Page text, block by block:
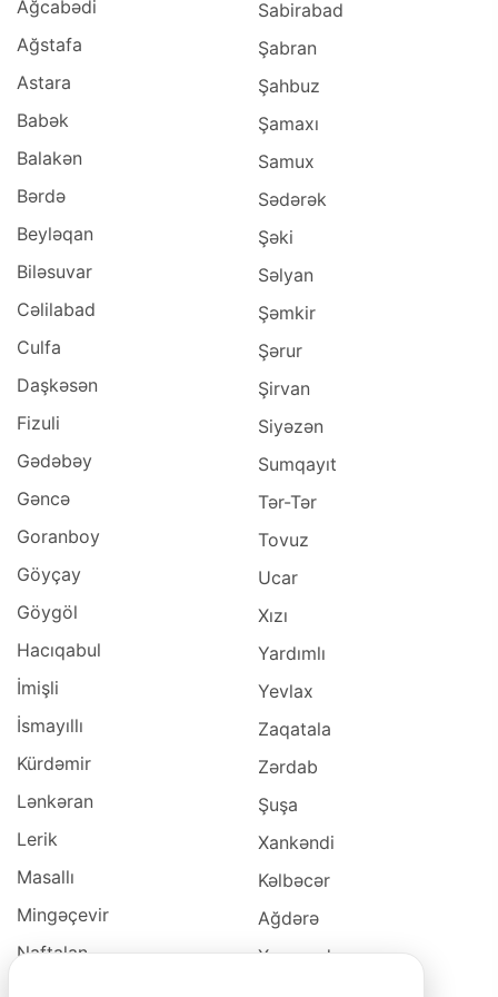
iPhone 12 mini (0)
Ağcabədi
Ağstafa
Astara
Babək
Balakən
Bərdə
Beyləqan
Biləsuvar
Cəlilabad
Culfa
Daşkəsən
Fizuli
Gədəbəy
Gəncə
Goranboy
Göyçay
Göygöl
Hacıqabul
İmişli
İsmayıllı
Kürdəmir
Lənkəran
Lerik
Masallı
Mingəçevir
Naftalan
Sabirabad
Şabran
Şahbuz
Şamaxı
Samux
Sədərək
Şəki
Səlyan
Şəmkir
Şərur
Şirvan
Siyəzən
Sumqayıt
Tər-Tər
Tovuz
Ucar
Xızı
Yardımlı
Yevlax
Zaqatala
Zərdab
Şuşa
Xankəndi
Kəlbəcər
Ağdərə
Xocavəd